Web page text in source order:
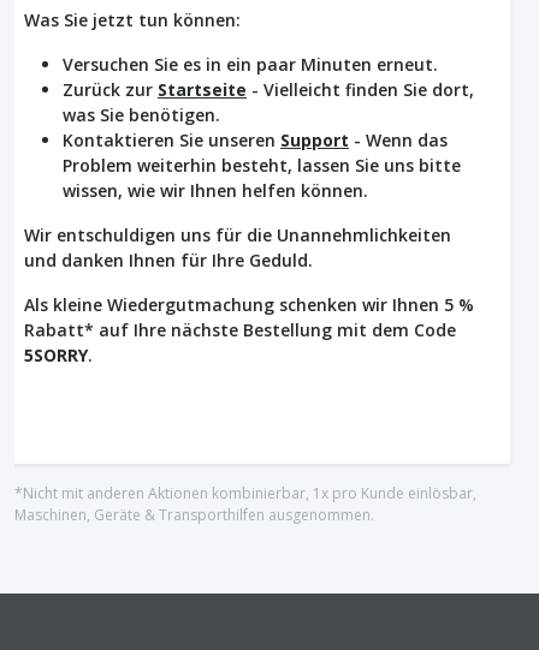
Was Sie jetzt tun können:
Versuchen Sie es in ein paar Minuten erneut.
Zurück zur Startseite - Vielleicht finden Sie dort,
was Sie benötigen.
Kontaktieren Sie unseren Support - Wenn das
Problem weiterhin besteht, lassen Sie uns bitte
wissen, wie wir Ihnen helfen können.
Wir entschuldigen uns für die Unannehmlichkeiten
und danken Ihnen für Ihre Geduld.
Als kleine Wiedergutmachung schenken wir Ihnen 5 %
Rabatt* auf Ihre nächste Bestellung mit dem Code
5SORRY.
*Nicht mit anderen Aktionen kombinierbar, 1x pro Kunde einlösbar,
Maschinen, Geräte & Transporthilfen ausgenommen.